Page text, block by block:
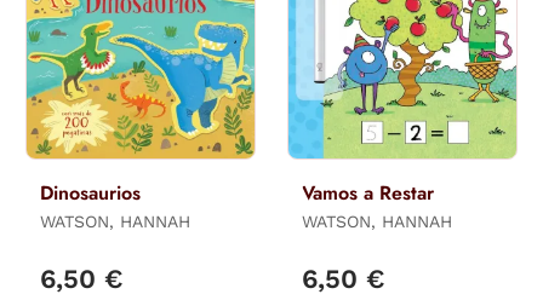
Dinosaurios
WATSON, HANNAH
6,50 €
Vamos a Restar
WATSON, HANNAH
6,50 €